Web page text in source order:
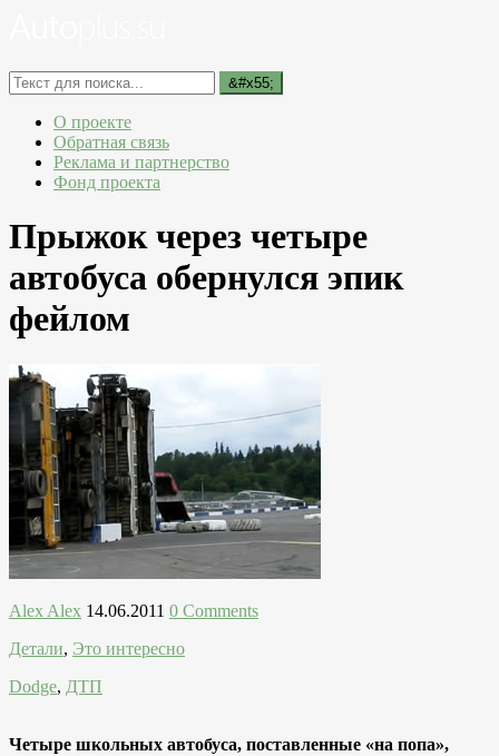
О проекте
Обратная связь
Реклама и партнерство
Фонд проекта
Прыжок через четыре
автобуса обернулся эпик
фейлом
Alex Alex 14.06.2011 0 Comments
Детали, Это интересно
Dodge, ДТП
Четыре школьных автобуса, поставленные «на попа»,